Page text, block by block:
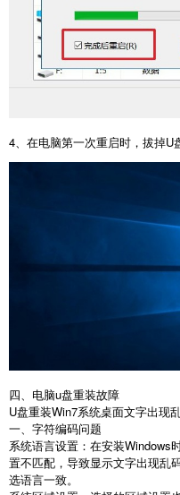
4、在电脑第一次重启时，拔掉U
四、电脑u盘重装故障
U盘重装Win7系统桌面文字出现
一、字符编码问题
系统语言设置：在安装Windows
置不匹配，导致显示文字出现乱
选语言一致。